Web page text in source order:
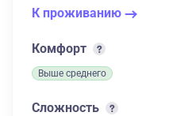
К проживанию
Комфорт
Выше среднего
Сложность